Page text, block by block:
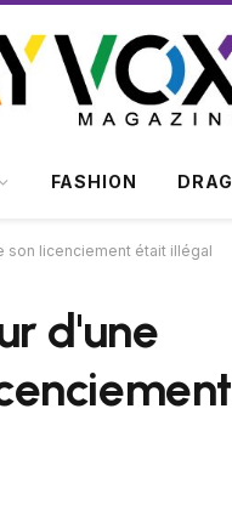
FASHION DRAG
son licenciement était illégal
d'une